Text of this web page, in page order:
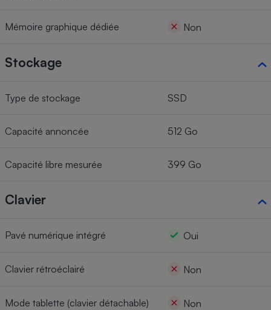
Mémoire graphique dédiée Non
Stockage
Type de stockage SSD
Capacité annoncée 512 Go
Capacité libre mesurée 399 Go
Clavier
Pavé numérique intégré Oui
Clavier rétroéclairé Non
Mode tablette (clavier détachable) Non